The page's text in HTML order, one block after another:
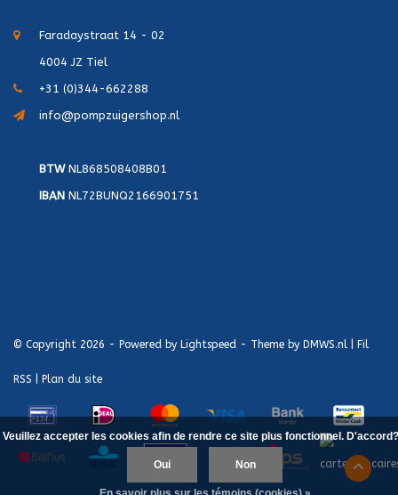
Faradaystraat 14 - 02
4004 JZ Tiel
+31 (0)344-662288
info@pompzuigershop.nl
BTWNL868508408B01
IBAN NL72BUNQ2166901751
© Copyright 2026 - Powered by Lightspeed - Theme by DMWS.nl Fil
RSS Plan du site
Veuillez accepter les cookies afin de rendre ce site plus fonctionnel. D'accord?
Oui Non